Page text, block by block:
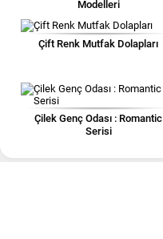
Modelleri
Çift Renk Mutfak Dolapları
Çilek Genç Odası : Romantic
Serisi